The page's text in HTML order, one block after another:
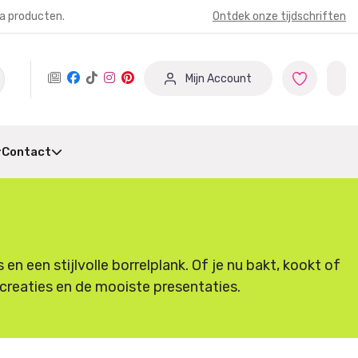
producten. Ontdek onze tijdschriften
Mijn Account
Contact
en een stijlvolle borrelplank. Of je nu bakt, kookt of
en de mooiste presentaties.